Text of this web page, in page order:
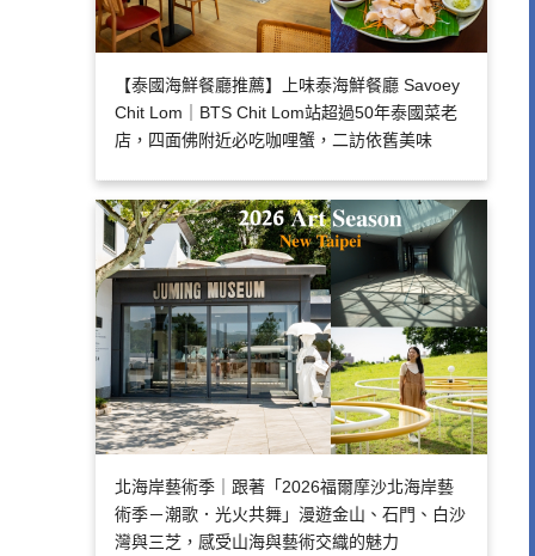
【泰國海鮮餐廳推薦】上味泰海鮮餐廳 Savoey
Chit Lom｜BTS Chit Lom站超過50年泰國菜老
店，四面佛附近必吃咖哩蟹，二訪依舊美味
北海岸藝術季｜跟著「2026福爾摩沙北海岸藝
術季－潮歌．光火共舞」漫遊金山、石門、白沙
灣與三芝，感受山海與藝術交織的魅力